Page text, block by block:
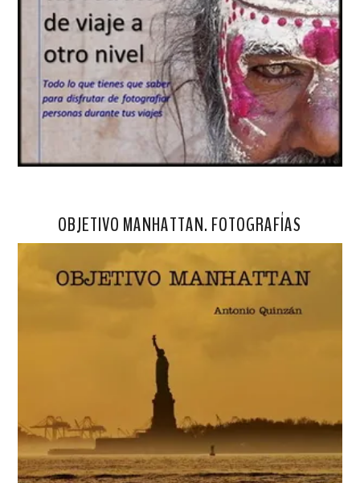
OBJETIVO MANHATTAN. FOTOGRAFÍAS